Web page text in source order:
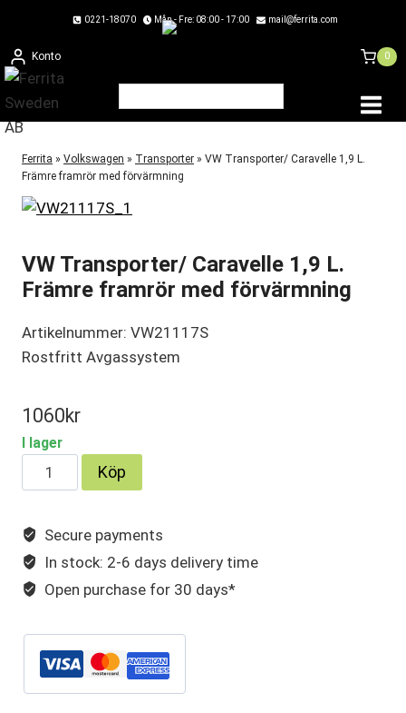
content
0221-18070 Mån - Fre: 08:00 - 17:00 mail@ferrita.com
Konto 0
Ferrita » Volkswagen » Transporter » VW Transporter/ Caravelle 1,9 L.
Främre framrör med förvärmning
VW Transporter/ Caravelle 1,9 L.
Främre framrör med förvärmning
Artikelnummer: VW21117S
Rostfritt Avgassystem
1060kr
I lager
Transporter/
1,9
L.
Främre
med
förvärmning
Köp
Secure payments
In stock: 2-6 days delivery time
Open purchase for 30 days*